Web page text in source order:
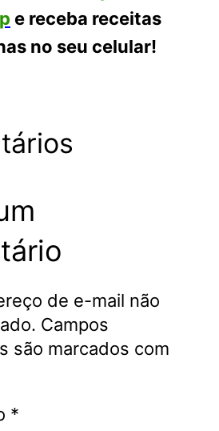
e receba receitas
no seu celular!
de e-mail não
Campos
são marcados com
*